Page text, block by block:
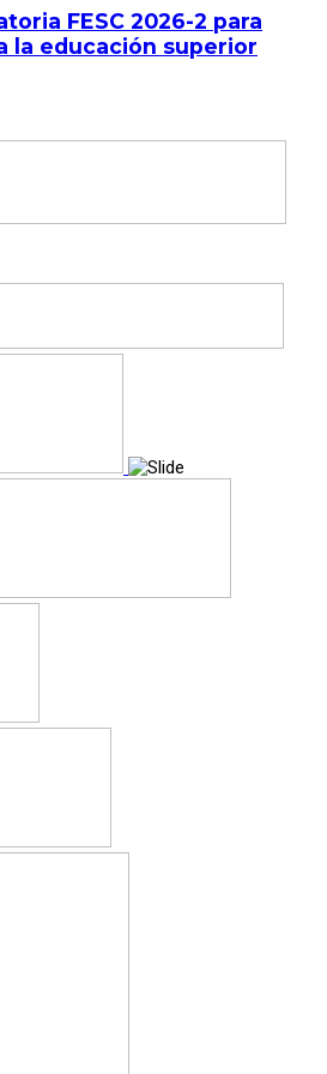
FESC 2026-2 para
la educación superior